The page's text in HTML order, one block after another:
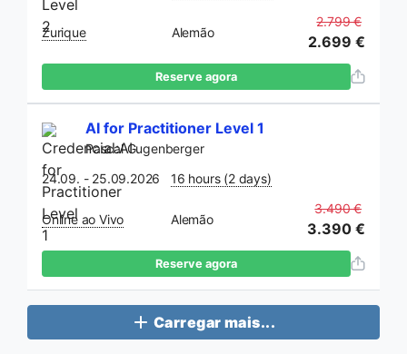
Zurique Alemão
2.799 €
2.699 €
Reserve agora
AI for Practitioner Level 1
Pascal Gugenberger
24.09. - 25.09.2026
16 hours (2 days)
Online ao Vivo Alemão
3.490 €
3.390 €
Reserve agora
Carregar mais...